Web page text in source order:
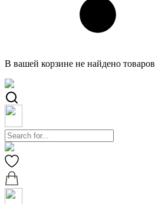
В вашей корзине не найдено товаров